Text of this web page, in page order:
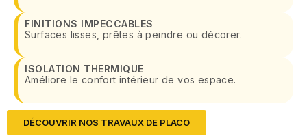
DÉCOUVRIR NOS TRAVAUX DE PLACO
FINITIONS IMPECCABLES
Surfaces lisses, prêtes à peindre ou décorer.
ISOLATION THERMIQUE
Améliore le confort intérieur de vos espace.